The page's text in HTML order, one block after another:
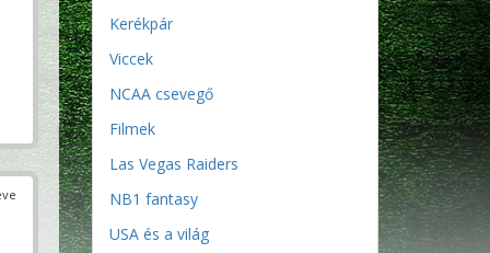
Kerékpár
Viccek
NCAA csevegő
Filmek
Las Vegas Raiders
NB1 fantasy
USA és a világ